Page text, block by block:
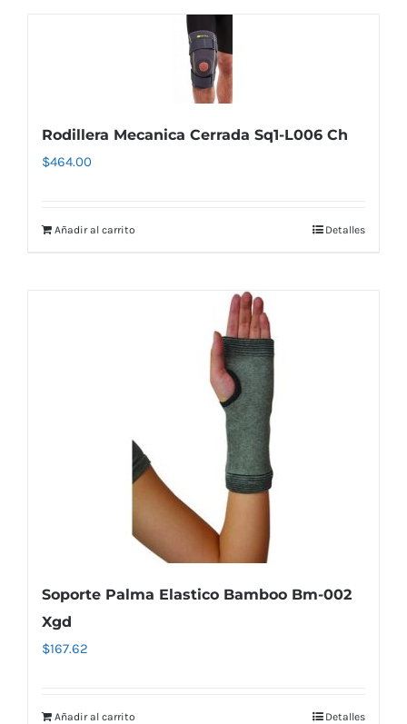
Rodillera Mecanica Cerrada Sq1-L006 Ch
$464.00
Añadir al carrito Detalles
Soporte Palma Elastico Bamboo Bm-002
Xgd
$167.62
Añadir al carrito Detalles